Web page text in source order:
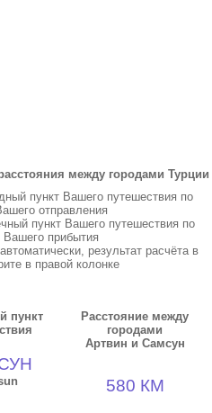
между городами Турции
пункт Вашего путешествия по
отправления
пункт Вашего путешествия по
Вашего прибытия
результат расчёта в
в правой колонке
пункт
Расстояние между
городами
Артвин и Самсун
580 КМ